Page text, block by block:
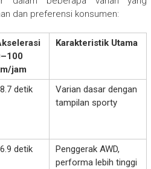
dan preferensi konsumen:
jam
Karakteristik Utama
detik
Varian dasar dengan
tampilan sporty
detik
Penggerak AWD,
performa lebih tinggi